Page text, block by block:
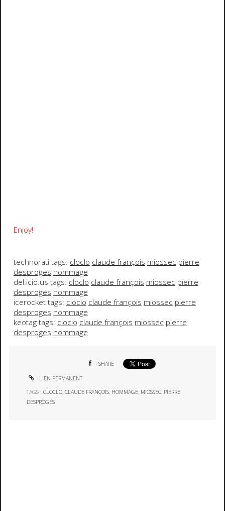
Enjoy!
technorati tags: cloclo claude françois miossec pierre
desproges hommage
del.icio.us tags: cloclo claude françois miossec pierre
desproges hommage
icerocket tags: cloclo claude françois miossec pierre
desproges hommage
keotag tags: cloclo claude françois miossec pierre
desproges hommage
SHARE
LIEN PERMANENT
TAGS :CLOCLO,CLAUDE FRANÇOIS, HOMMAGE, MIOSSEC, PIERRE
DESPROGES